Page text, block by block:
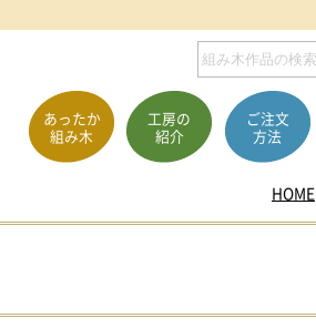
あったか
組み木
工房の
紹介
ご注文
方法
HOME